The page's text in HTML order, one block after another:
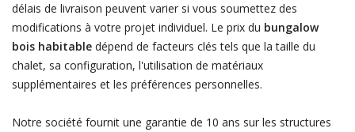
délais de livraison peuvent varier si vous soumettez des
modifications à votre projet individuel. Le prix du bungalow
bois habitabledépend de facteurs clés tels que la taille du
chalet, sa configuration, l'utilisation de matériaux
supplémentaires et les préférences personnelles.
Notre société fournit une garantie de 10 ans sur les structures